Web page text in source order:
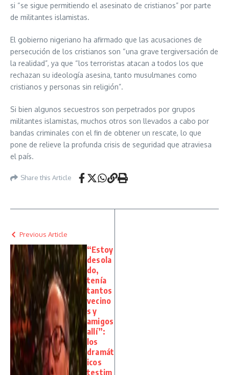
si “se sigue permitiendo el asesinato de cristianos” por parte
de militantes islamistas.
El gobierno nigeriano ha afirmado que las acusaciones de
persecución de los cristianos son “una grave tergiversación de
la realidad”, ya que “los terroristas atacan a todos los que
rechazan su ideología asesina, tanto musulmanes como
cristianos y personas sin religión”.
Si bien algunos secuestros son perpetrados por grupos
militantes islamistas, muchos otros son llevados a cabo por
bandas criminales con el fin de obtener un rescate, lo que
pone de relieve la profunda crisis de seguridad que atraviesa
el país.
Share this Article
Previous Article
“Estoy
desola
do,
tenía
tantos
vecino
s y
amigos
allí”:
los
dramát
icos
testim